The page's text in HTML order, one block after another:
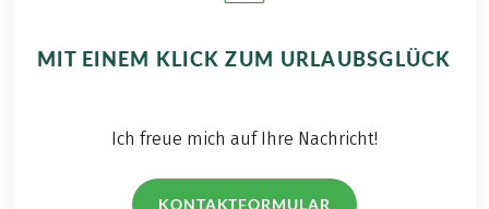
MIT EINEM KLICK ZUM URLAUBSGLÜCK
Ich freue mich auf Ihre Nachricht!
KONTAKTFORMULAR